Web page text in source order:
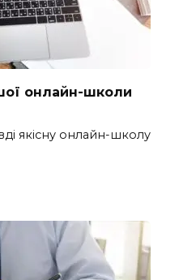
онлайн-школи
якісну онлайн-школу